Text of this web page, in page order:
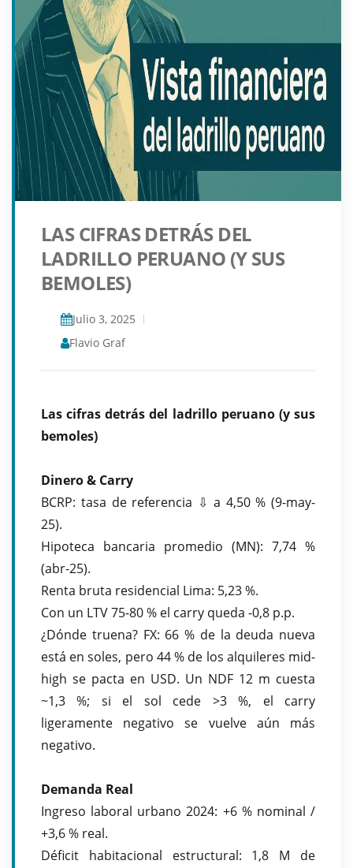
LAS CIFRAS DETRÁS DEL
LADRILLO PERUANO (Y SUS
BEMOLES)
Julio 3, 2025
Flavio Graf
Las cifras detrás del ladrillo peruano (y sus
bemoles)
Dinero & Carry
BCRP: tasa de referencia ⇩ a 4,50 % (9-may-
25).
Hipoteca bancaria promedio (MN): 7,74 %
(abr-25).
Renta bruta residencial Lima: 5,23 %.
Con un LTV 75-80 % el carry queda -0,8 p.p.
¿Dónde truena? FX: 66 % de la deuda nueva
está en soles, pero 44 % de los alquileres mid-
high se pacta en USD. Un NDF 12 m cuesta
~1,3 %; si el sol cede >3 %, el carry
ligeramente negativo se vuelve aún más
negativo.
Demanda Real
Ingreso laboral urbano 2024: +6 % nominal /
+3,6 % real.
Déficit habitacional estructural: 1,8 M de